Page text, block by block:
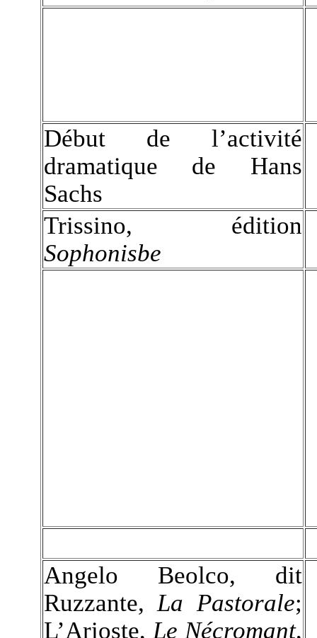
Début de l’activité
dramatique de Hans
Sachs
Trissino, édition
Sophonisbe
Angelo Beolco, dit
Ruzzante, La Pastorale;
L’Arioste, Le Nécromant,